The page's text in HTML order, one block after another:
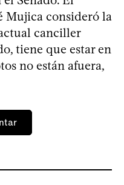
Mujica consideró la
canciller
tiene que estar en
no están afuera,